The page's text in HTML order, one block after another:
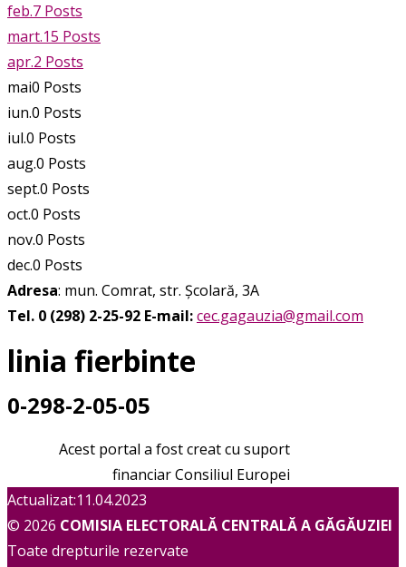
feb.7 Posts
mart.15 Posts
apr.2 Posts
mai0 Posts
iun.0 Posts
iul.0 Posts
aug.0 Posts
sept.0 Posts
oct.0 Posts
nov.0 Posts
dec.0 Posts
Adresa: mun. Comrat, str. Școlară, 3A
Tel. 0 (298) 2-25-92 E-mail:cec.gagauzia@gmail.com
linia fierbinte
0-298-2-05-05
Acest portal a fost creat cu suport
financiar Consiliul Europei
Actualizat:11.04.2023
© 2026 COMISIA ELECTORALĂ CENTRALĂ A GĂGĂUZIEI
Toate drepturile rezervate